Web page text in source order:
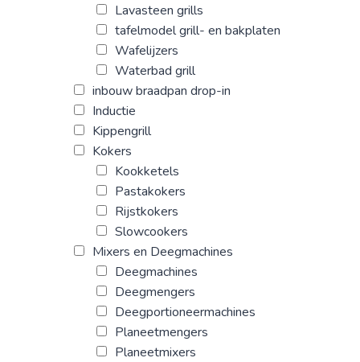
Lavasteen grills
tafelmodel grill- en bakplaten
Wafelijzers
Waterbad grill
inbouw braadpan drop-in
Inductie
Kippengrill
Kokers
Kookketels
Pastakokers
Rijstkokers
Slowcookers
Mixers en Deegmachines
Deegmachines
Deegmengers
Deegportioneermachines
Planeetmengers
Planeetmixers